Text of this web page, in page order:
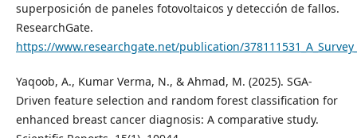
superposición de paneles fotovoltaicos y detección de fallos.
ResearchGate.
https://www.researchgate.net/publication/
Yaqoob, A., Kumar Verma, N., & Ahmad, M. (2025). SGA-
Driven feature selection and random forest classification for
enhanced breast cancer diagnosis: A comparative study.